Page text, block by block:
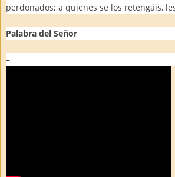
perdonados; a quienes se los retengáis,
Palabra del Señor
–